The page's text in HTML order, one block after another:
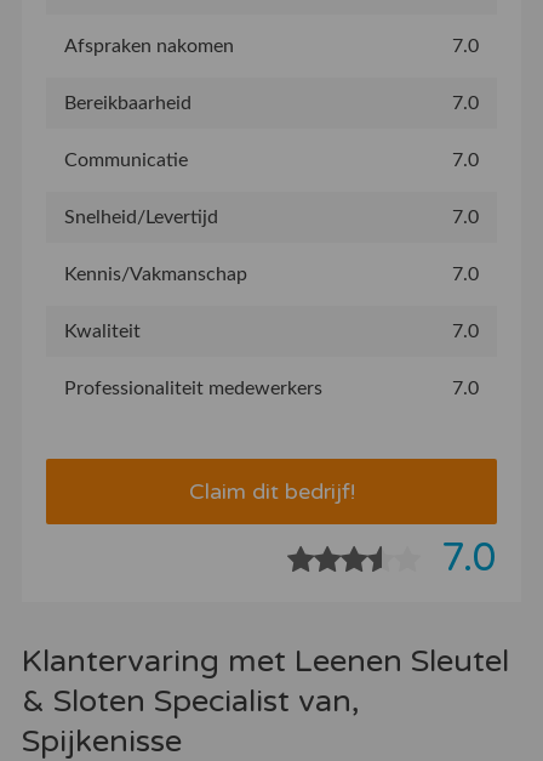
Afspraken nakomen 7.0
Bereikbaarheid 7.0
Communicatie 7.0
Snelheid/Levertijd 7.0
Kennis/Vakmanschap 7.0
Kwaliteit 7.0
Professionaliteit medewerkers 7.0
Claim dit bedrijf!
7.0
Klantervaring met Leenen Sleutel
& Sloten Specialist van,
Spijkenisse